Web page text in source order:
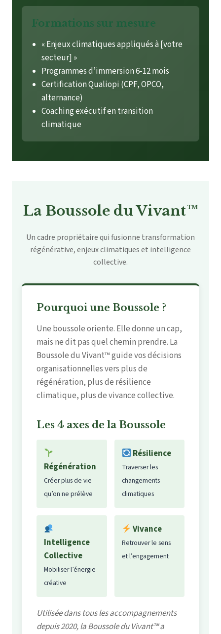
Formations sur mesure
« Enjeux climatiques appliqués à [votre
secteur] »
Programmes d’immersion 6-12 mois
Certification Qualiopi (CPF, OPCO,
alternance)
Coaching exécutif en transition
climatique
La Boussole du Vivant™
Un cadre propriétaire qui fusionne transformation
régénérative, enjeux climatiques et intelligence
collective.
Pourquoi une Boussole ?
Une boussole oriente. Elle donne un cap,
mais ne dit pas quel chemin prendre. La
Boussole du Vivant™ guide vos décisions
organisationnelles vers plus de
régénération, plus de résilience
climatique, plus de vivance collective.
Les 4 axes de la Boussole
Régénération
Créer plus de vie
qu’on ne prélève
Résilience
Traverser les
changements
climatiques
Intelligence
Collective
Mobiliser l’énergie
créative
Vivance
Retrouver le sens
et l’engagement
Utilisée dans tous les accompagnements
depuis 2020, la Boussole du Vivant™ a